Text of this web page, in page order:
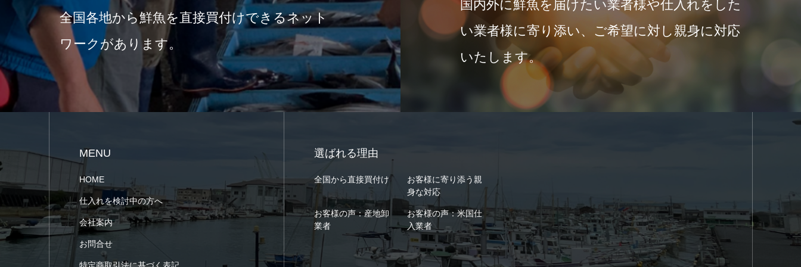
全国各地から鮮魚を直接買付けできるネット
ワークがあります。
国内外に鮮魚を届けたい業者様や仕入れをした
い業者様に寄り添い、ご希望に対し親身に対応
いたします。
MENU
HOME
仕入れを検討中の方へ
会社案内
お問合せ
選ばれる理由
全国から直接買付け
お客様に寄り添う親
身な対応
お客様の声：産地卸
業者
お客様の声：米国仕
入業者